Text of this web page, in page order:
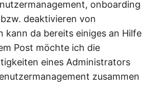
onboarding
deaktivieren von
kann da bereits einiges an Hilfe
Post möchte ich die
eines Administrators
zusammen